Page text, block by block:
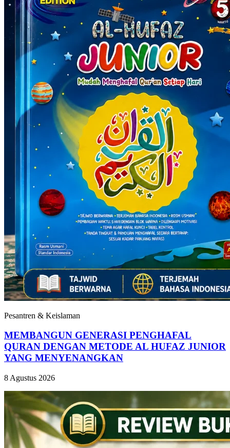
Pesantren & Keislaman
MEMBANGUN GENERASI PENGHAFAL
QURAN DENGAN METODE AL HUFAZ JUNIOR
YANG MENYENANGKAN
8 Agustus 2026